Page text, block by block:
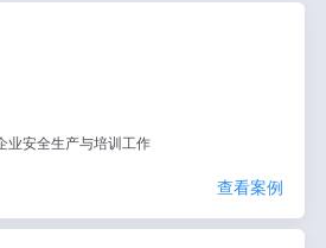
业安全生产与培训工作
查看案例